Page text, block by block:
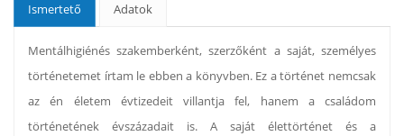
Ismertető Adatok
Mentálhigiénés szakemberként, szerzőként a saját, személyes
történetemet írtam le ebben a könyvben. Ez a történet nemcsak
az én életem évtizedeit villantja fel, hanem a családom
történetének évszázadait is. A saját élettörténet és a